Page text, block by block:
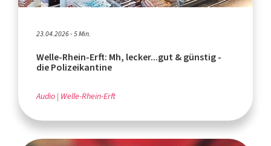
23.04.2026 - 5 Min.
Welle-Rhein-Erft: Mh, lecker...gut & günstig -
die Polizeikantine
Audio Welle-Rhein-Erft